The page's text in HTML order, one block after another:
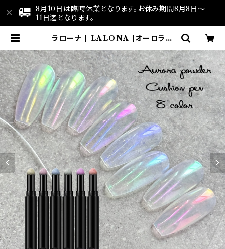
8月10日は臨時休業となります。お休み期間8月8日～
11日迄となります。
ラローナ [ LALONA ]オーロラパ
ジェルネイル/ネイルアート/アイスネ
イル/氷ネイル/うるうるネイル/ユニ
コーンネイル/セルフ | LALONA